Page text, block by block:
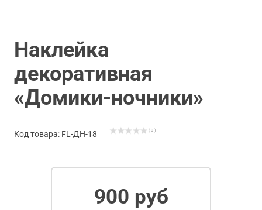
Наклейка
декоративная
«Домики-ночники»
Код товара: FL-ДН-18 ( 0 )
900 руб